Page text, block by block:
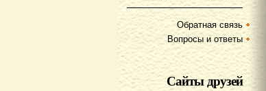
Обратная связь
Вопросы и ответы
Сайты друзей